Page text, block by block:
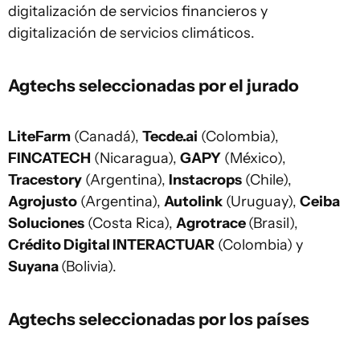
digitalización de servicios financieros y
digitalización de servicios climáticos.
Agtechs seleccionadas por el jurado
LiteFarm (Canadá), Tecde.ai (Colombia),
FINCATECH (Nicaragua), GAPY (México),
Tracestory (Argentina), Instacrops (Chile),
Agrojusto (Argentina), Autolink (Uruguay), Ceiba
Soluciones (Costa Rica), Agrotrace(Brasil),
Crédito Digital INTERACTUAR (Colombia) y
Suyana(Bolivia).
Agtechs seleccionadas por los países